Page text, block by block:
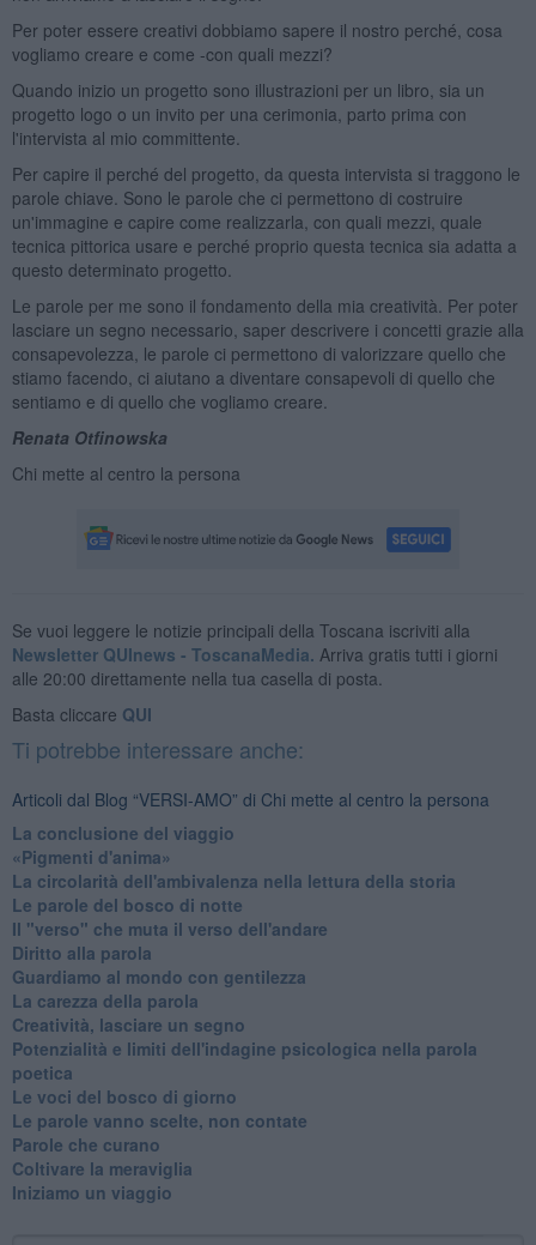
Per poter essere creativi dobbiamo sapere il nostro perché, cosa
vogliamo creare e come -con quali mezzi?
Quando inizio un progetto sono illustrazioni per un libro, sia un
progetto logo o un invito per una cerimonia, parto prima con
l'intervista al mio committente.
Per capire il perché del progetto, da questa intervista si traggono le
parole chiave. Sono le parole che ci permettono di costruire
un'immagine e capire come realizzarla, con quali mezzi, quale
tecnica pittorica usare e perché proprio questa tecnica sia adatta a
questo determinato progetto.
Le parole per me sono il fondamento della mia creatività. Per poter
lasciare un segno necessario, saper descrivere i concetti grazie alla
consapevolezza, le parole ci permettono di valorizzare quello che
stiamo facendo, ci aiutano a diventare consapevoli di quello che
sentiamo e di quello che vogliamo creare.
Renata Otfinowska
Chi mette al centro la persona
Se vuoi leggere le notizie principali della Toscana iscriviti alla
Newsletter QUInews - ToscanaMedia. Arriva gratis tutti i giorni
alle 20:00 direttamente nella tua casella di posta.
Basta cliccare QUI
Ti potrebbe interessare anche:
Articoli dal Blog “VERSI-AMO” di Chi mette al centro la persona
La conclusione del viaggio
​«Pigmenti d'anima»
La circolarità dell'ambivalenza nella lettura della storia
Le parole del bosco di notte
Il "verso" che muta il verso dell'andare
Diritto alla parola
​Guardiamo al mondo con gentilezza
La carezza della parola
Creatività, lasciare un segno
Potenzialità e limiti dell'indagine psicologica nella parola
poetica
Le voci del bosco di giorno
Le parole vanno scelte, non contate
Parole che curano
Coltivare la meraviglia
Iniziamo un viaggio